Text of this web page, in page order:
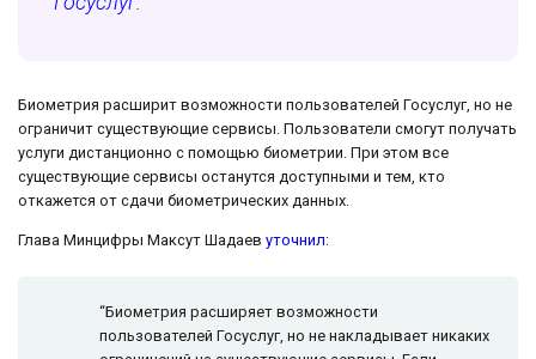
Биометрия расширит возможности пользователей Госуслуг, но не
ограничит существующие сервисы. Пользователи смогут получать
услуги дистанционно с помощью биометрии. При этом все
существующие сервисы останутся доступными и тем, кто
откажется от сдачи биометрических данных.
Глава Минцифры Максут Шадаев уточнил:
“Биометрия расширяет возможности
пользователей Госуслуг, но не накладывает никаких